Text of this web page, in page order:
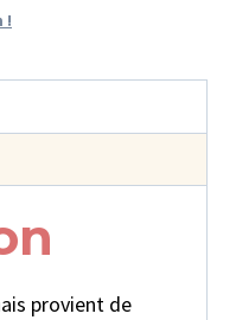
!
provient de